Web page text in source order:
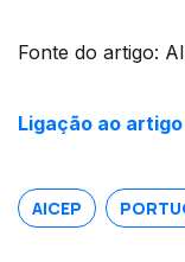
Fonte do artigo:
Ligação ao artigo
AICEP